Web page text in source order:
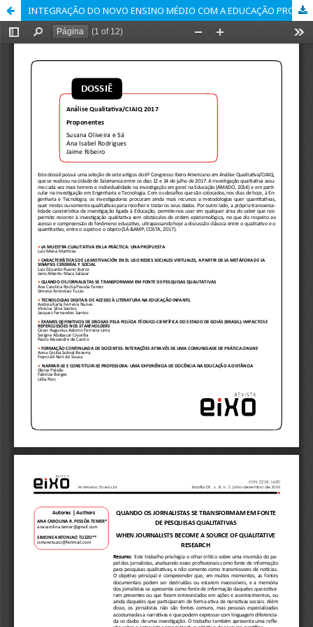
INTEGRAÇÃO DO NOVO ENSINO MÉDIO COM A EDUCAÇÃO PROFISSIONAL: NOVOS DESAFIOS PARA O DISTRITO FEDERAL